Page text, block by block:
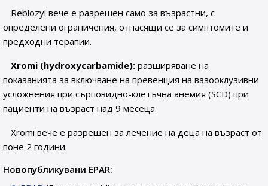
Reblozyl вече е разрешен само за възрастни, с
определени ограничения, отнасящи се за симптомите и
предходни терапии.
Xromi (hydroxycarbamide): разширяване на
показанията за включване на превенция на вазооклузивни
усложнения при сърповидно-клетъчна анемия (SCD) при
пациенти на възраст над 9 месеца.
Xromi вече е разрешен за лечение на деца на възраст от
поне 2 години.
Новопубликувани EPAR: